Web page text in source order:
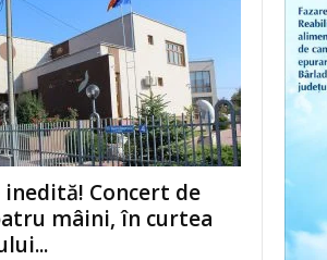
Concert de
mâini, în curtea